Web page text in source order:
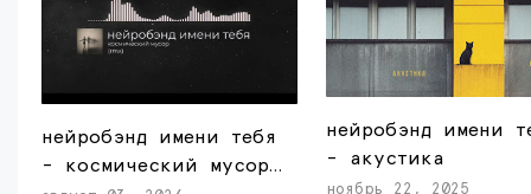
нейробэнд имени тебя
- космический мусор
нейробэнд имени
- акустика
ноябрь 22, 2025